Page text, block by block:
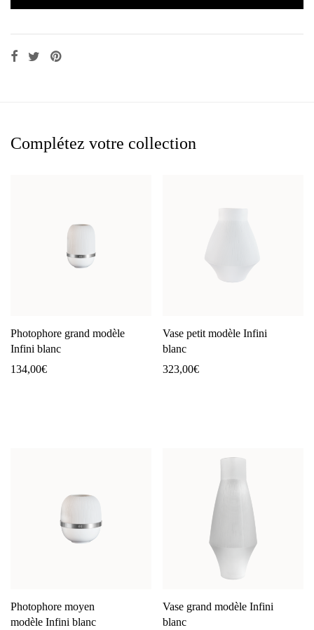
Complétez votre collection
Photophore grand modèle
Infini blanc
134,00€
Vase petit modèle Infini
blanc
323,00€
Photophore moyen
modèle Infini blanc
Vase grand modèle Infini
blanc